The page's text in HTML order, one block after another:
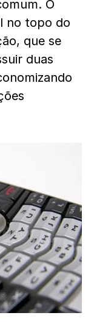
O
no topo do
que se
duas